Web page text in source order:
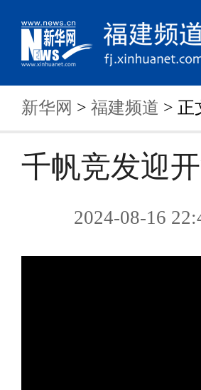
新华网 > 福建频道 > 正
千帆竞发迎
2024-08-16